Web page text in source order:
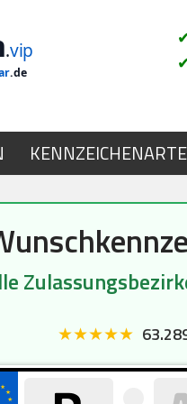
.vip
.de
★★★★★